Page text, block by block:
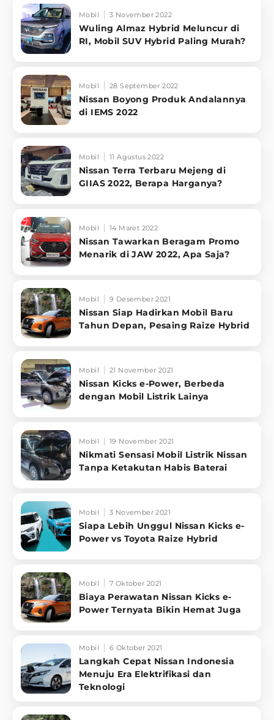
Mobil 3 November 2022
Wuling Almaz Hybrid Meluncur di
RI, Mobil SUV Hybrid Paling Murah?
Mobil 28 September 2022
Nissan Boyong Produk Andalannya
di IEMS 2022
Mobil 11 Agustus 2022
Nissan Terra Terbaru Mejeng di
GIIAS 2022, Berapa Harganya?
Mobil 14 Maret 2022
Nissan Tawarkan Beragam Promo
Menarik di JAW 2022, Apa Saja?
Mobil 9 Desember 2021
Nissan Siap Hadirkan Mobil Baru
Tahun Depan, Pesaing Raize Hybrid
Mobil 21 November 2021
Nissan Kicks e-Power, Berbeda
dengan Mobil Listrik Lainya
Mobil 19 November 2021
Nikmati Sensasi Mobil Listrik Nissan
Tanpa Ketakutan Habis Baterai
Mobil 3 November 2021
Siapa Lebih Unggul Nissan Kicks e-
Power vs Toyota Raize Hybrid
Mobil 7 Oktober 2021
Biaya Perawatan Nissan Kicks e-
Power Ternyata Bikin Hemat Juga
Mobil 6 Oktober 2021
Langkah Cepat Nissan Indonesia
Menuju Era Elektrifikasi dan
Teknologi